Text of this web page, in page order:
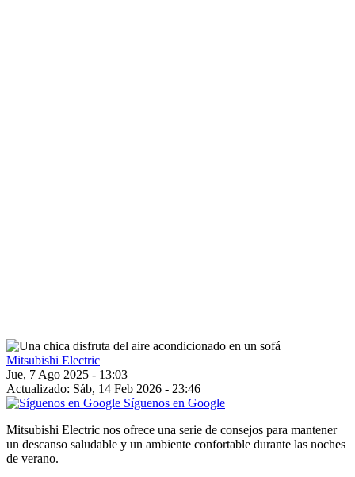
Mitsubishi Electric
Jue, 7 Ago 2025 - 13:03
Actualizado: Sáb, 14 Feb 2026 - 23:46
Síguenos en Google
Mitsubishi Electric nos ofrece una serie de consejos para mantener
un descanso saludable y un ambiente confortable durante las noches
de verano.